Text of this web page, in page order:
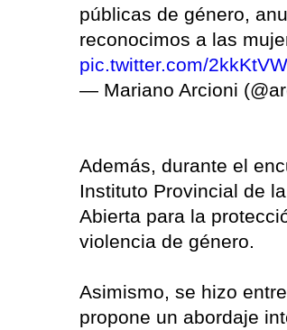
públicas de género,
reconocimos a las
pic.twitter.com/
— Mariano Arcioni
Además, durante el
Instituto Provincial de
Abierta para la
violencia de género.
Asimismo, se hizo
propone un abordaje